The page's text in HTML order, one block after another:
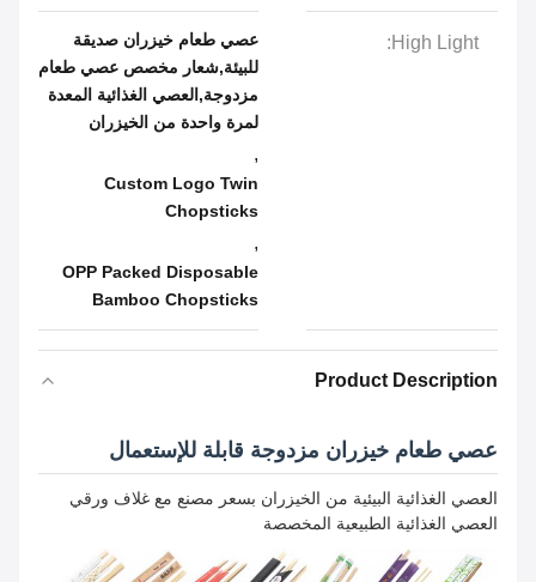
High Light:
عصي طعام خيزران صديقة
للبيئة,شعار مخصص عصي طعام
مزدوجة,العصي الغذائية المعدة
لمرة واحدة من الخيزران
Custom Logo Twin
Chopsticks
OPP Packed Disposable
Bamboo Chopsticks
Product Description
عصي طعام خيزران مزدوجة قابلة للإستعمال
العصي الغذائية البيئية من الخيزران بسعر مصنع مع غلاف ورقي
العصي الغذائية الطبيعية المخصصة